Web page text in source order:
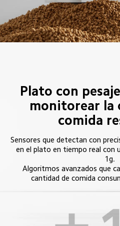
Plato con
monitorear la
comida
Sensores que detectan con
en el plato en tiempo real con
1g.
Algoritmos avanzados que
cantidad de comida